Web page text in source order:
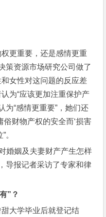
更重要，还是感情更重
策资源市场研究公司做了
女性对这问题的反应差
为“应该更加注重保护产
为“感情更重要”，她们还
俗财物产权的安全而‘损害
。
姻及夫妻财产产生怎样
导报记者采访了专家和律
”？
甜大学毕业后就登记结